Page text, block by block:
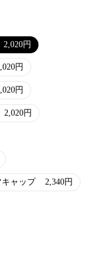
2,020円
円
円
2,020円
キャップ 2,340円